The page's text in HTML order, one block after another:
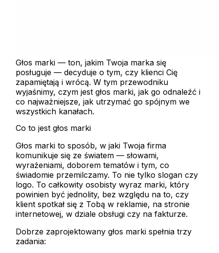
Głos marki — ton, jakim Twoja marka się
posługuje — decyduje o tym, czy klienci Cię
zapamiętają i wrócą. W tym przewodniku
wyjaśnimy, czym jest głos marki, jak go odnaleźć i
co najważniejsze, jak utrzymać go spójnym we
wszystkich kanałach.
Co to jest głos marki
Głos marki to sposób, w jaki Twoja firma
komunikuje się ze światem — słowami,
wyrażeniami, doborem tematów i tym, co
świadomie przemilczamy. To nie tylko slogan czy
logo. To całkowity osobisty wyraz marki, który
powinien być jednolity, bez względu na to, czy
klient spotkał się z Tobą w reklamie, na stronie
internetowej, w dziale obsługi czy na fakturze.
Dobrze zaprojektowany głos marki spełnia trzy
zadania: